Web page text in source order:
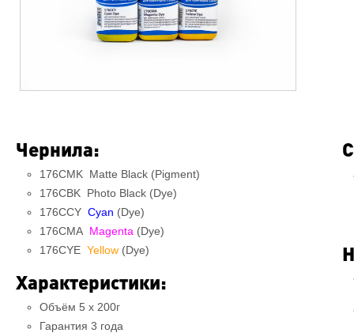
Чернила:
176CMK Matte Black (Pigment)
176CBK Photo Black (Dye)
176CCY Cyan (Dye)
176CMA Magenta (Dye)
176CYE Yellow (Dye)
Характеристики:
Объём 5 x 200г
Гарантия 3 года